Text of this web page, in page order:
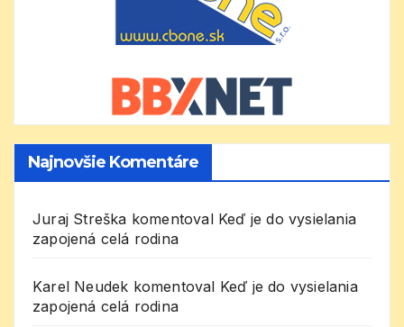
Najnovšie Komentáre
Juraj Streška komentoval Keď je do vysielania
zapojená celá rodina
Karel Neudek komentoval Keď je do vysielania
zapojená celá rodina